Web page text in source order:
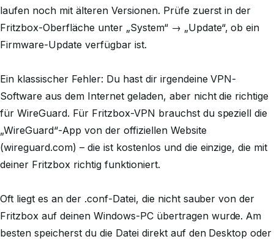
laufen noch mit älteren Versionen. Prüfe zuerst in der
Fritzbox-Oberfläche unter „System“ → „Update“, ob ein
Firmware-Update verfügbar ist.
Ein klassischer Fehler: Du hast dir irgendeine VPN-
Software aus dem Internet geladen, aber nicht die richtige
für WireGuard. Für Fritzbox-VPN brauchst du speziell die
„WireGuard“-App von der offiziellen Website
(wireguard.com) – die ist kostenlos und die einzige, die mit
deiner Fritzbox richtig funktioniert.
Oft liegt es an der .conf-Datei, die nicht sauber von der
Fritzbox auf deinen Windows-PC übertragen wurde. Am
besten speicherst du die Datei direkt auf den Desktop oder